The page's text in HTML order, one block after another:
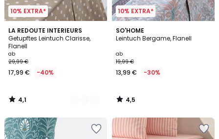
10% EXTRA*
LA REDOUTE INTERIEURS
Getupftes Leintuch Clarisse,
Flanell
ab
29,99 €
17,99 € -40%
4,1
/ 5
5
Farben
4,1
/
10% EXTRA*
SO'HOME
Leintuch Bergame, Flanell
ab
19,99 €
13,99 € -30%
4,5
/ 5
4,5
/